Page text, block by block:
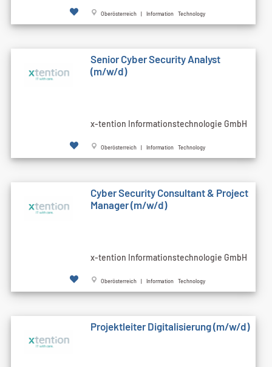
Oberösterreich | Information Technology
Senior Cyber Security Analyst
(m/w/d)
x-tention Informationstechnologie GmbH
Oberösterreich | Information Technology
Cyber Security Consultant & Project
Manager (m/w/d)
x-tention Informationstechnologie GmbH
Oberösterreich | Information Technology
Projektleiter Digitalisierung (m/w/d)